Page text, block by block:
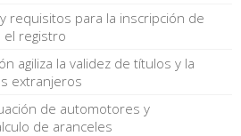
requisitos para la inscripción de
el registro
agiliza la validez de títulos y la
extranjeros
de automotores y
de aranceles